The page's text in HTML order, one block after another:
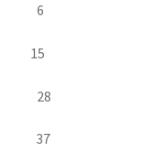
6
15
28
37